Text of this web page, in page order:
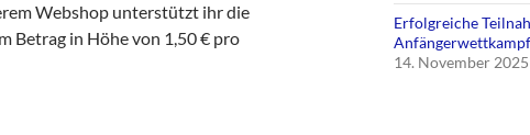
Webshop unterstützt ihr die
Betrag in Höhe von 1,50 € pro
Erfolgreiche
14. November 2025